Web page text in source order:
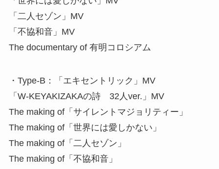
「二人セゾン」MV
「不協和音」MV
The documentary of 有明コロシアム
・Type-B：「エキセントリック」MV
「W-KEYAKIZAKAの詩 32人ver.」MV
The making of「サイレントマジョリティー」
The making of「世界には愛しかない」
The making of「二人セゾン」
The making of「不協和音」